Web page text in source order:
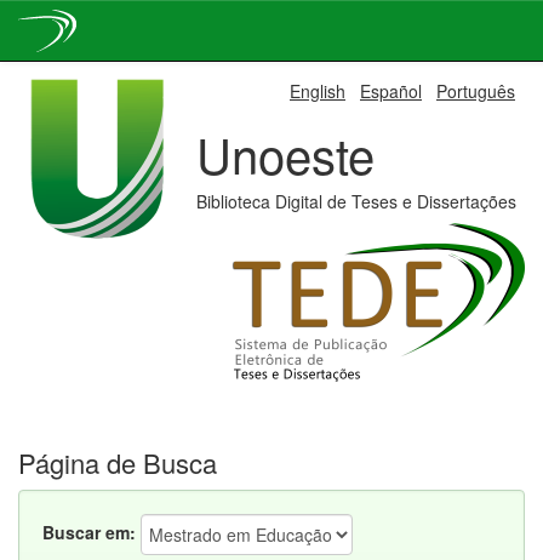
English Español Português
Unoeste
Biblioteca Digital de Teses e Dissertações
Página de Busca
Buscar em: